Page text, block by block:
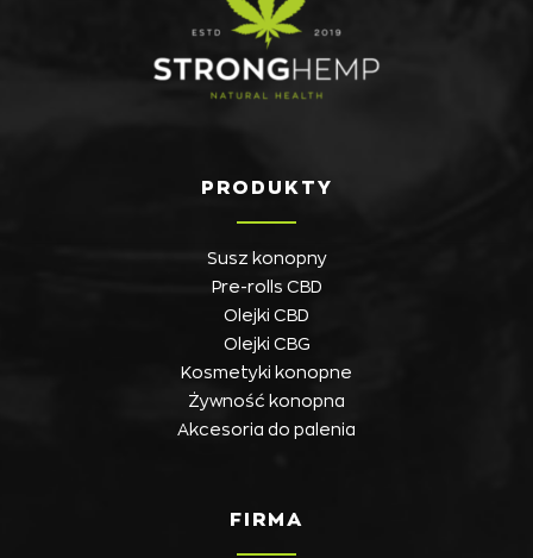
PRODUKTY
Susz konopny
Pre-rolls CBD
Olejki CBD
Olejki CBG
Kosmetyki konopne
Żywność konopna
Akcesoria do palenia
FIRMA